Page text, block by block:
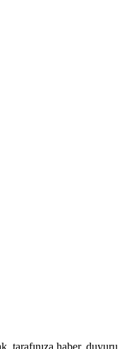
tarafınıza haber, duyuru